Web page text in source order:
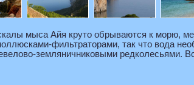
мыса Айя круто обрываются к морю,
фильтраторами, так что вода
земляничниковыми редколесьями.